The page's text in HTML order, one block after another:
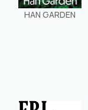
HAN GARDEN